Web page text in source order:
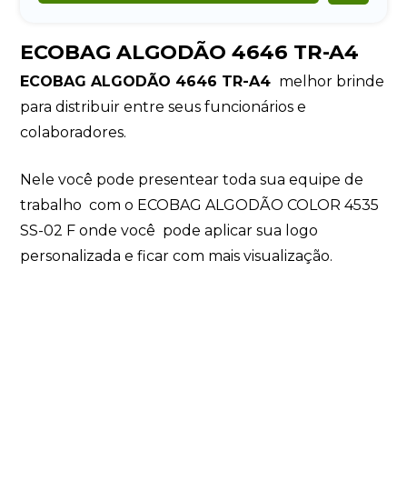
ECOBAG ALGODÃO 4646 TR-A4
ECOBAG ALGODÃO 4646 TR-A4 melhor brinde
para distribuir entre seus funcionários e
colaboradores.
Nele você pode presentear toda sua equipe de
trabalho com o ECOBAG ALGODÃO COLOR 4535
SS-02 F onde você pode aplicar sua logo
personalizada e ficar com mais visualização.